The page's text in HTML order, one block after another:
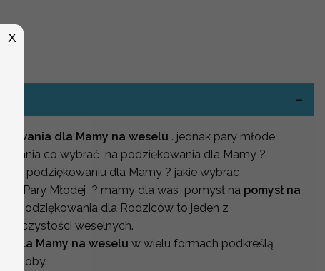
dla Mamy na weselu . jednak pary młode
co wybrać na podziękowania dla Mamy ?
w podziękowaniu dla Mamy ? jakie wybrac
Pary Młodej ? mamy dla was pomysł na pomysł na
. podziękowania dla Rodziców to jeden z
weselnych.
dla Mamy na weselu w wielu formach podkreślą
osoby.
X